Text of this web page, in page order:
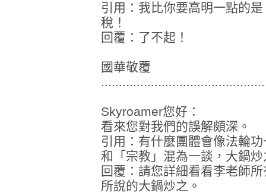
引用：我比你要高明一點的
稅！
回覆：了不起！
國華敬覆
Skyroamer您好：
看來您對我們的誤解頗深。
引用：有什麼團體會像法輪
和「宗教」混為一談，大鍋炒
回覆：請您詳細看看李老師
所說的大鍋炒之。